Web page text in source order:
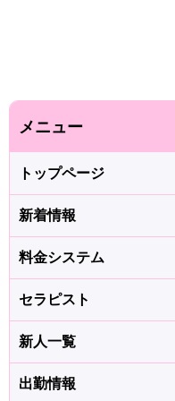
メニュー
トップページ
新着情報
料金システム
セラピスト
新人一覧
出勤情報